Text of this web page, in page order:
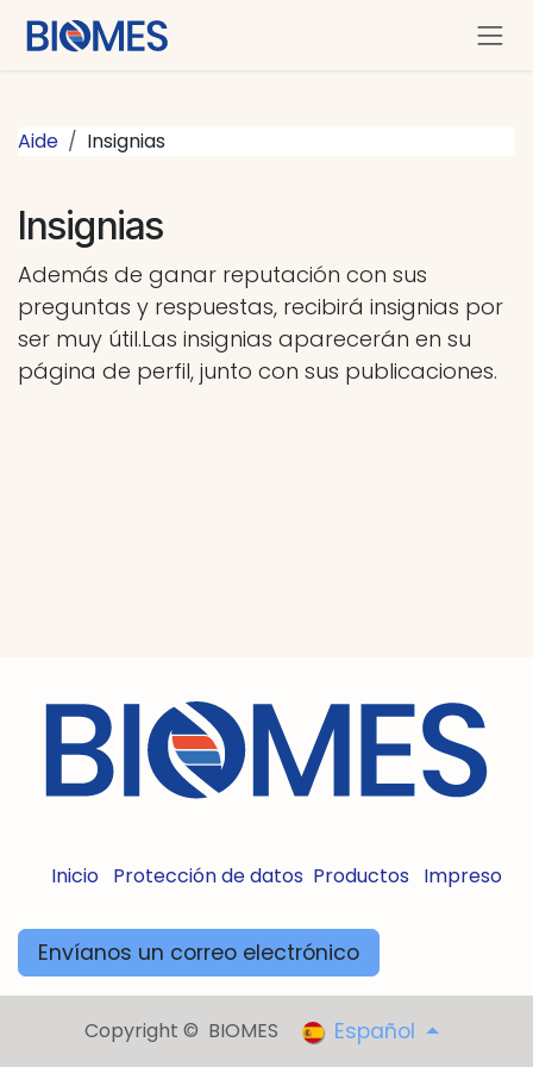
Ir al contenido
Aide Insignias
Insignias
Además de ganar reputación con sus
preguntas y respuestas, recibirá insignias por
ser muy útil.Las insignias aparecerán en su
página de perfil, junto con sus publicaciones.
Inicio Protección de datos Productos Impreso
Envíanos un correo electrónico
Copyright © BIOMES Español